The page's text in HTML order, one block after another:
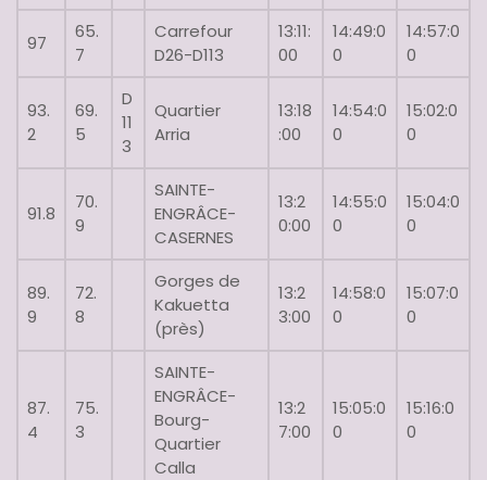
97
65.
7
Carrefour
D26-D113
13:11:
00
14:49:0
0
14:57:0
0
93.
2
69.
5
D
11
3
Quartier
Arria
13:18
:00
14:54:0
0
15:02:0
0
91.8
70.
9
SAINTE-
ENGRÂCE-
CASERNES
13:2
0:00
14:55:0
0
15:04:0
0
89.
9
72.
8
Gorges de
Kakuetta
(près)
13:2
3:00
14:58:0
0
15:07:0
0
87.
4
75.
3
SAINTE-
ENGRÂCE-
Bourg-
Quartier
Calla
13:2
7:00
15:05:0
0
15:16:0
0